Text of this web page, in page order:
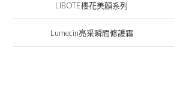
LIBOTE櫻花美顏系列
Lumecin亮采瞬間修護霜